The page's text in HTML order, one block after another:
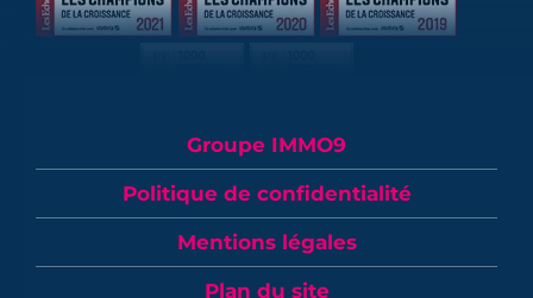
Groupe IMMO9
Politique de confidentialité
Mentions légales
Plan du site